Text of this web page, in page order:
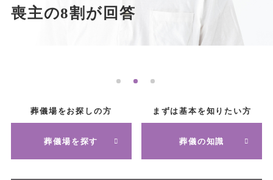
喪主の8割が回答
葬儀場をお探しの方
葬儀場を探す
まずは基本を知りたい方
葬儀の知識